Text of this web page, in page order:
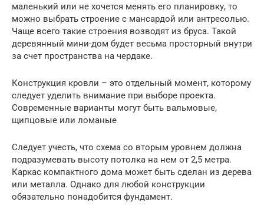
маленький или не хочется менять его планировку, то
можно выбрать строение с мансардой или антресолью.
Чаще всего такие строения возводят из бруса. Такой
деревянный мини-дом будет весьма просторный внутри
за счет пространства на чердаке.
Конструкция кровли – это отдельный момент, которому
следует уделить внимание при выборе проекта.
Современные варианты могут быть вальмовые,
щипцовые или ломаные
Следует учесть, что схема со вторым уровнем должна
подразумевать высоту потолка на нем от 2,5 метра.
Каркас компактного дома может быть сделан из дерева
или металла. Однако для любой конструкции
обязательно понадобится фундамент.